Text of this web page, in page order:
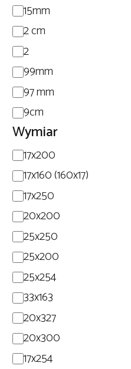
15mm
2 cm
2
99mm
97 mm
9cm
Wymiar
Wymiar
17x200
17x160 (160x17)
17x250
20x200
25x250
25x200
25x254
33x163
20x327
20x300
17x254